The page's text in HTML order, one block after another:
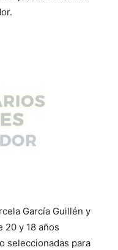
García Guillén y
20 y 18 años
seleccionadas para